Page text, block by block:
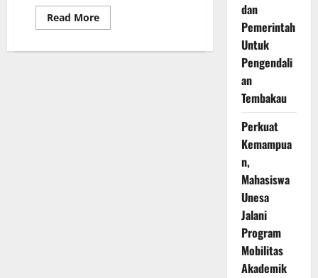
Read MoreRead
more
dan
Pemerintah
Untuk
Pengendali
an
Tembakau
Perkuat
Kemampua
n,
Mahasiswa
Unesa
Jalani
Program
Mobilitas
Akademik